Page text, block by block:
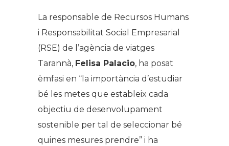
La responsable de Recursos Humans
i Responsabilitat Social Empresarial
(RSE) de l’agència de viatges
Tarannà, Felisa Palacio, ha posat
èmfasi en “la importància d’estudiar
bé les metes que estableix cada
objectiu de desenvolupament
sostenible per tal de seleccionar bé
quines mesures prendre” i ha